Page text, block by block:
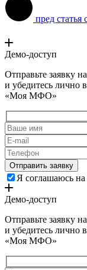
пред статья
Демо-доступ
Отправьте заявку
и убедитесь лично
«Моя МФО»
Я соглашаюсь на
Демо-доступ
Отправьте заявку
и убедитесь лично
«Моя МФО»